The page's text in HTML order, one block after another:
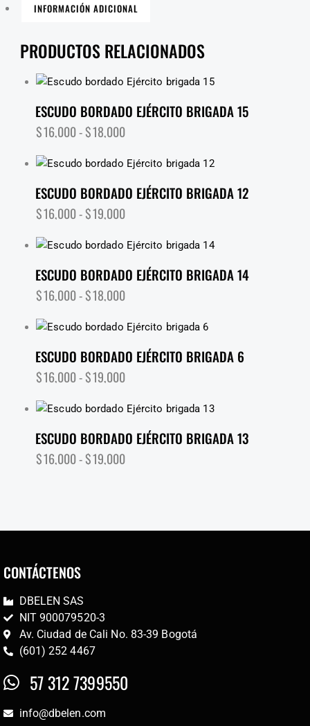
INFORMACIÓN ADICIONAL
PRODUCTOS RELACIONADOS
ESCUDO BORDADO EJÉRCITO BRIGADA 15
$16,000-$18,000
ESCUDO BORDADO EJÉRCITO BRIGADA 12
$16,000-$19,000
ESCUDO BORDADO EJÉRCITO BRIGADA 14
$16,000-$18,000
ESCUDO BORDADO EJÉRCITO BRIGADA 6
$16,000-$19,000
ESCUDO BORDADO EJÉRCITO BRIGADA 13
$16,000-$19,000
CONTÁCTENOS
DBELEN SAS
NIT 900079520-3
Av. Ciudad de Cali No. 83-39 Bogotá
(601) 252 4467
57 312 7399550
info@dbelen.com